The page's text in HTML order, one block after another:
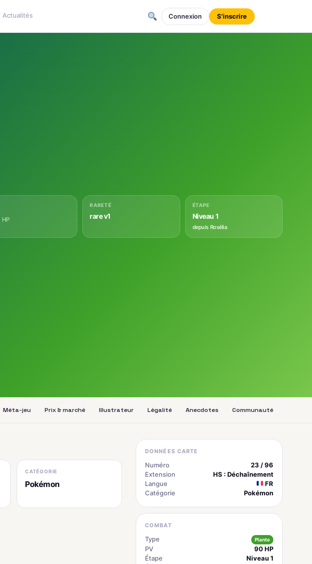
Actualités Connexion S'inscrire
HP
RARETÉ
rare v1
ÉTAPE
Niveau 1
depuis Rosélia
Méta-jeu Prix & marché Illustrateur Légalité Anecdotes Communauté
CATÉGORIE
Pokémon
DONNÉES CARTE
Numéro
23 / 96
Extension
HS : Déchaînement
Langue
FR
Catégorie
Pokémon
COMBAT
Type Plante
PV
90 HP
Étape
Niveau 1